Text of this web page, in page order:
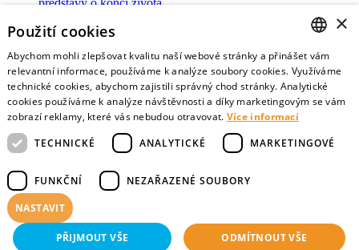
představy o konci života
Data o umírání
Nejnovější data o postojích veřejnosti a zdravotníků k umírání
Virtuální vzpomínky
CZECH
ENGLISH
×
Použití cookies
Abychom mohli zlepšovat kvalitu naší webové stránky a přinášet vám
relevantní informace, používáme k analýze soubory cookies. Využíváme
technické cookies, abychom zajistili správný chod stránky. Analytické
cookies používáme k analýze návštěvnosti a díky marketingovým se vám
zobrazí reklamy, které vás nebudou otravovat. Více informací
TECHNICKÉ
ANALYTICKÉ MARKETINGOVÉ
FUNKČNÍ NEZAŘAZENÉ SOUBORY
NASTAVIT
PŘIJMOUT VŠE ODMÍTNOUT VŠE